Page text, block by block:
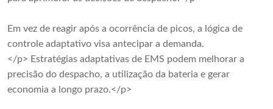
Em vez de reagir após a ocorrência de picos, a lógica de
controle adaptativo visa antecipar a demanda.
</p> Estratégias adaptativas de EMS podem melhorar a
precisão do despacho, a utilização da bateria e gerar
economia a longo prazo.</p>